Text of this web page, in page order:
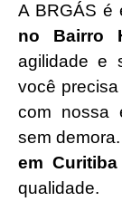
A BRGÁS é
no Bairro
agilidade e
você
com nossa
sem
em Curitiba
qualidade.